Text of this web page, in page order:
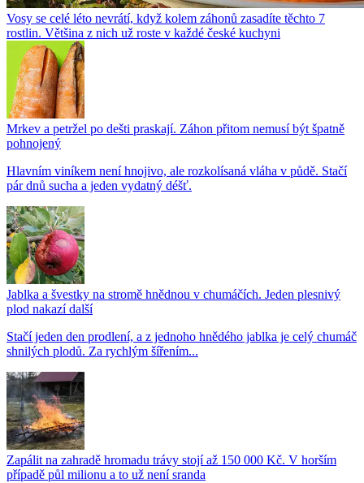
Vosy se celé léto nevrátí, když kolem záhonů zasadíte těchto 7
rostlin. Většina z nich už roste v každé české kuchyni
Mrkev a petržel po dešti praskají. Záhon přitom nemusí být špatně
pohnojený
Hlavním viníkem není hnojivo, ale rozkolísaná vláha v půdě. Stačí
pár dnů sucha a jeden vydatný déšť.
Jablka a švestky na stromě hnědnou v chumáčích. Jeden plesnivý
plod nakazí další
Stačí jeden den prodlení, a z jednoho hnědého jablka je celý chumáč
shnilých plodů. Za rychlým šířením...
Zapálit na zahradě hromadu trávy stojí až 150 000 Kč. V horším
případě půl milionu a to už není sranda